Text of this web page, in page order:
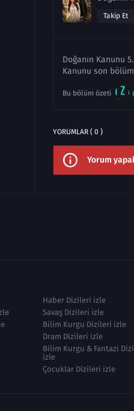
Takip Et
Doğanın Kanunu
Kanunu son
Bu bölüm özeti
YORUMLAR ( 0 )
Yorum
Haber Dizileri izle
Savaş Dizileri izle
Bilim Kurgu Dizileri izle
Dram Dizileri izle
Bilim Kurgu & Fantazi
izle
Çocuklar Dizileri izle